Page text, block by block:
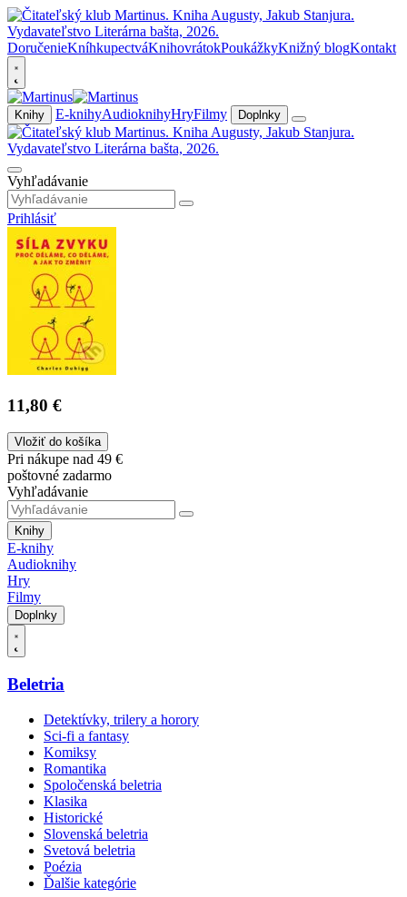
DoručenieKníhkupectváKnihovrátokPoukážkyKnižný blogKontakt
Knihy E-knihyAudioknihyHryFilmy Doplnky
Vyhľadávanie
Prihlásiť
11,80 €
Vložiť do košíka
Pri nákupe nad 49 €
poštovné zadarmo
Vyhľadávanie
Knihy
E-knihy
Audioknihy
Hry
Filmy
Doplnky
Beletria
Detektívky, trilery a horory
Sci-fi a fantasy
Komiksy
Romantika
Spoločenská beletria
Klasika
Historické
Slovenská beletria
Svetová beletria
Poézia
Ďalšie kategórie